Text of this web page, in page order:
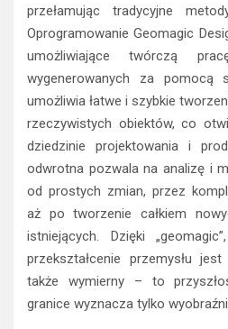
przełamując tradycyjne
Oprogramowanie Geomagic
umożliwiające twórczą
wygenerowanych za pomocą
umożliwia łatwe i szybkie
rzeczywistych obiektów, co
dziedzinie projektowania i
odwrotna pozwala na analizę i
od prostych zmian, przez
aż po tworzenie całkiem
istniejących. Dzięki
przekształcenie przemysłu
także wymierny – to
granice wyznacza tylko